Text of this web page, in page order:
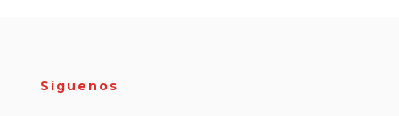
Síguenos